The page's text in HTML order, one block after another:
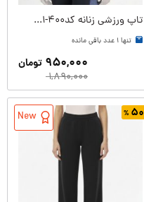
تاپ ورزشی زنانه کدW09151-400
تنها ۱ عدد باقی مانده
۱,۸۹۰,۰۰۰
۹۵۰,۰۰۰ تومان
۵۰ New